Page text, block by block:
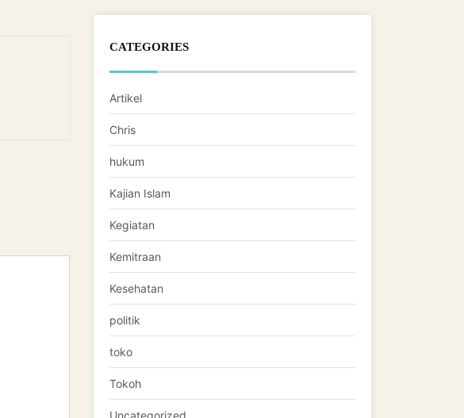
CATEGORIES
Artikel
Chris
hukum
Kajian Islam
Kegiatan
Kemitraan
Kesehatan
politik
toko
Tokoh